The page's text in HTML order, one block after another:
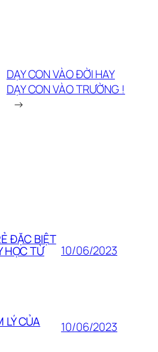
DẠY CON VÀO ĐỜI HAY
DẠY CON VÀO TRƯỜNG !
→
ĐẶC BIỆT
HỌC TỪ 10/06/2023
LÝ CỦA 10/06/2023